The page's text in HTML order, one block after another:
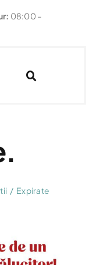
08:00 –
Expirate